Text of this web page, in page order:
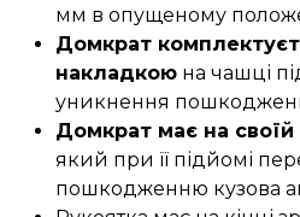
мм в опущеному
Домкрат
накладкоюна чашці
уникнення пошкоджень
Домкрат має на
який при її підйомі
пошкодженню кузова